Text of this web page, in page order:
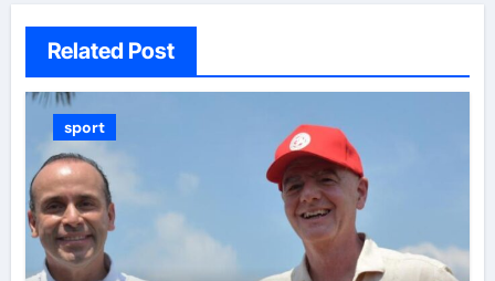
Related Post
sport